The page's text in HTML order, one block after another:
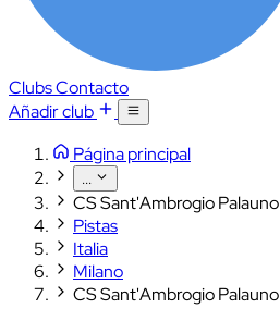
ClubsContacto
Añadir club
Página principal
...
CS Sant'Ambrogio Palauno
Pistas
Italia
Milano
CS Sant'Ambrogio Palauno